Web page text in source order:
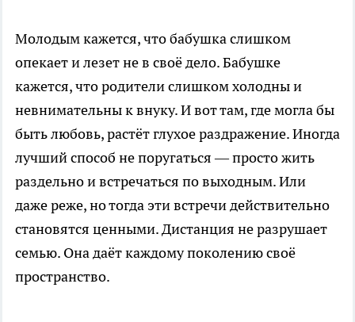
Молодым кажется, что бабушка слишком
опекает и лезет не в своё дело. Бабушке
кажется, что родители слишком холодны и
невнимательны к внуку. И вот там, где могла бы
быть любовь, растёт глухое раздражение. Иногда
лучший способ не поругаться — просто жить
раздельно и встречаться по выходным. Или
даже реже, но тогда эти встречи действительно
становятся ценными. Дистанция не разрушает
семью. Она даёт каждому поколению своё
пространство.